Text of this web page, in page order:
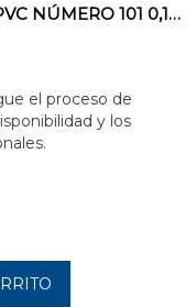
CINTA AISLANTE PVC NÚMERO 101 0,15mm 19x25 AMARILLO
el proceso de
y los